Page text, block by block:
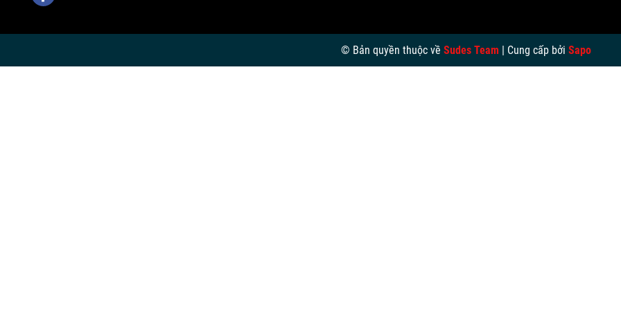
© Bản quyền thuộc về Sudes Team Cung cấp bởi Sapo